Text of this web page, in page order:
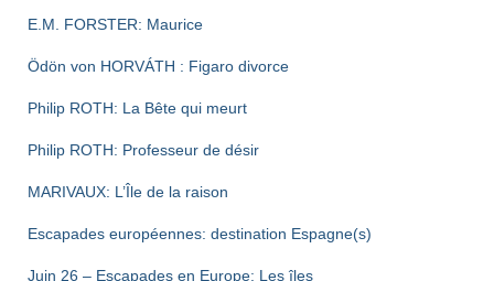
E.M. FORSTER: Maurice
Ödön von HORVÁTH : Figaro divorce
Philip ROTH: La Bête qui meurt
Philip ROTH: Professeur de désir
MARIVAUX: L’Île de la raison
Escapades européennes: destination Espagne(s)
Juin 26 – Escapades en Europe: Les îles